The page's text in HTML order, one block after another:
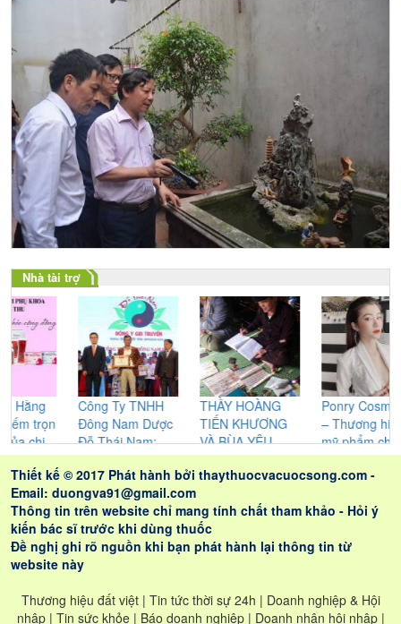
Nhà tài trợ
Công Ty TNHH
Đông Nam Dược
Đỗ Thái Nam:
Không ngừng
nghiên cứu cho
ra những sản
phẩm tốt nhất
THẦY HOÀNG
TIẾN KHƯƠNG
VÀ BÙA YÊU
CỦA NGƯỜI
CAO LAN –
NHỮNG GIÁ TRỊ
THỰC SỰ ĐEM
LẠI CHO LỨA
ĐÔI
Ponry Cosmetics
– Thương hiệu
mỹ phẩm chăm
sóc sắc đẹp được
chị em phụ nữ tin
Thiết kế © 2017 Phát hành bởi thaythuocvacuocsong.com -
Email: duongva91@gmail.com
Thông tin trên website chỉ mang tính chất tham khảo - Hỏi ý
kiến bác sĩ trước khi dùng thuốc
Đề nghị ghi rõ nguồn khi bạn phát hành lại thông tin từ
website này
Thương hiệu đất việt | Tin tức thời sự 24h | Doanh nghiệp & Hội
nhập | Tin sức khỏe | Báo doanh nghiệp | Doanh nhân hội nhập |